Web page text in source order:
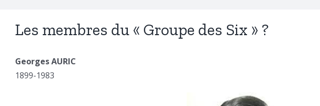
Les membres du « Groupe des Six » ?
Georges AURIC
1899-1983